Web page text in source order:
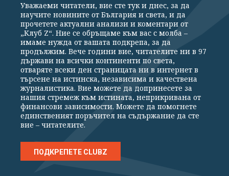
ПОЛИТИКА
Пак спират тировете по "Тракия" и "Струма"
Уважаеми читатели, вие сте тук и днес, за да
научите новините от България и света, и да
прочетете актуални анализи и коментари от
„Клуб Z“. Ние се обръщаме към вас с молба –
имаме нужда от вашата подкрепа, за да
продължим. Вече години вие, читателите ни в 97
държави на всички континенти по света,
отваряте всеки ден страницата ни в интернет в
търсене на истинска, независима и качествена
журналистика. Вие можете да допринесете за
нашия стремеж към истината, неприкривана от
финансови зависимости. Можете да помогнете
единственият поръчител на съдържание да сте
вие – читателите.
ПОДКРЕПЕТЕ CLUBZ